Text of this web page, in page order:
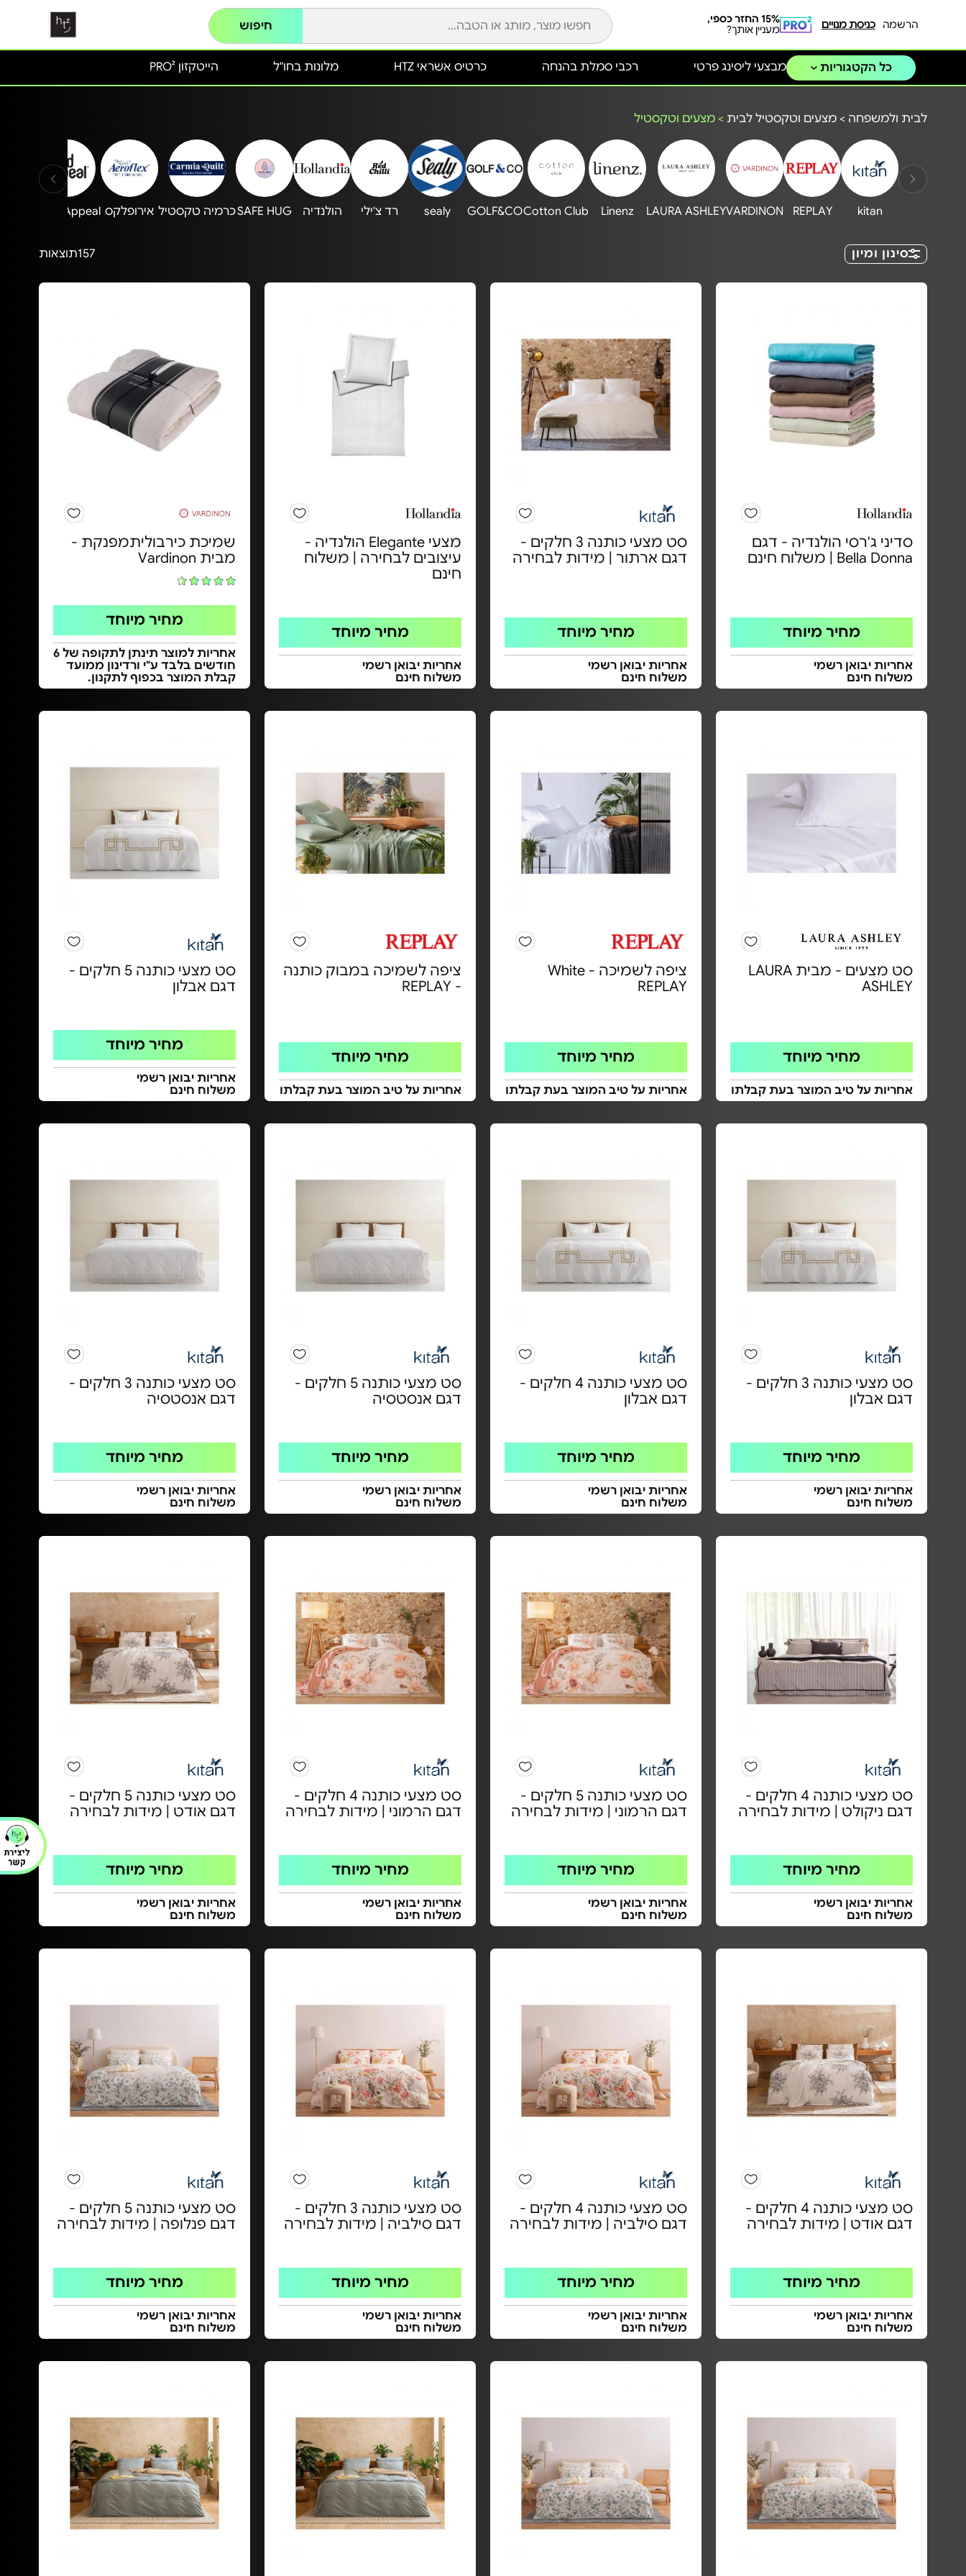
הרשמה כניסת מנויים
15% החזר כספי,
מעניין אותך?
חיפוש
כל הקטגוריות הייטקזון PRO² מלונות בחו"ל כרטיס אשראי HTZ מבצעי ליסינג פרטי רכבי סמלת בהנחה
לבית ולמשפחה > מצעים וטקסטיל לבית > מצעים וטקסטיל
kitan
REPLAY
VARDINON
LAURA ASHLEY
Linenz
Cotton Club
GOLF&CO
sealy רד צ'ילי הולנדיה SAFE HUGכרמיה טקסטיל אירופלקס Food Appeal
סינון ומיון 157תוצאות
סדיני ג'רסי הולנדיה - דגם
Bella Donna | משלוח חינם
מחיר מיוחד
אחריות יבואן רשמי
משלוח חינם
סט מצעי כותנה 3 חלקים -
דגם ארתור | מידות לבחירה
מחיר מיוחד
אחריות יבואן רשמי
משלוח חינם
מצעי Elegante הולנדיה -
עיצובים לבחירה | משלוח
חינם
מחיר מיוחד
אחריות יבואן רשמי
משלוח חינם
שמיכת כירבוליתמפנקת -
מבית Vardinon
מחיר מיוחד
אחריות למוצר תינתן לתקופה של 6
חודשים בלבד ע"י ורדינון ממועד
קבלת המוצר בכפוף לתקנון.
סט מצעים - מבית LAURA
ASHLEY
מחיר מיוחד
אחריות על טיב המוצר בעת קבלתו
ציפה לשמיכה White -
REPLAY
מחיר מיוחד
אחריות על טיב המוצר בעת קבלתו
ציפה לשמיכה במבוק כותנה
- REPLAY
מחיר מיוחד
אחריות על טיב המוצר בעת קבלתו
סט מצעי כותנה 5 חלקים -
דגם אבלון
מחיר מיוחד
אחריות יבואן רשמי
משלוח חינם
סט מצעי כותנה 3 חלקים -
דגם אבלון
מחיר מיוחד
אחריות יבואן רשמי
משלוח חינם
סט מצעי כותנה 4 חלקים -
דגם אבלון
מחיר מיוחד
אחריות יבואן רשמי
משלוח חינם
סט מצעי כותנה 5 חלקים -
דגם אנסטסיה
מחיר מיוחד
אחריות יבואן רשמי
משלוח חינם
סט מצעי כותנה 3 חלקים -
דגם אנסטסיה
מחיר מיוחד
אחריות יבואן רשמי
משלוח חינם
סט מצעי כותנה 4 חלקים -
דגם ניקולט | מידות לבחירה
מחיר מיוחד
אחריות יבואן רשמי
משלוח חינם
סט מצעי כותנה 5 חלקים -
דגם הרמוני | מידות לבחירה
מחיר מיוחד
אחריות יבואן רשמי
משלוח חינם
סט מצעי כותנה 4 חלקים -
דגם הרמוני | מידות לבחירה
מחיר מיוחד
אחריות יבואן רשמי
משלוח חינם
סט מצעי כותנה 5 חלקים -
דגם אודט | מידות לבחירה
מחיר מיוחד
אחריות יבואן רשמי
משלוח חינם
סט מצעי כותנה 4 חלקים -
דגם אודט | מידות לבחירה
מחיר מיוחד
אחריות יבואן רשמי
משלוח חינם
סט מצעי כותנה 4 חלקים -
דגם סילביה | מידות לבחירה
מחיר מיוחד
אחריות יבואן רשמי
משלוח חינם
סט מצעי כותנה 3 חלקים -
דגם סילביה | מידות לבחירה
מחיר מיוחד
אחריות יבואן רשמי
משלוח חינם
סט מצעי כותנה 5 חלקים -
דגם פנלופה | מידות לבחירה
מחיר מיוחד
אחריות יבואן רשמי
משלוח חינם